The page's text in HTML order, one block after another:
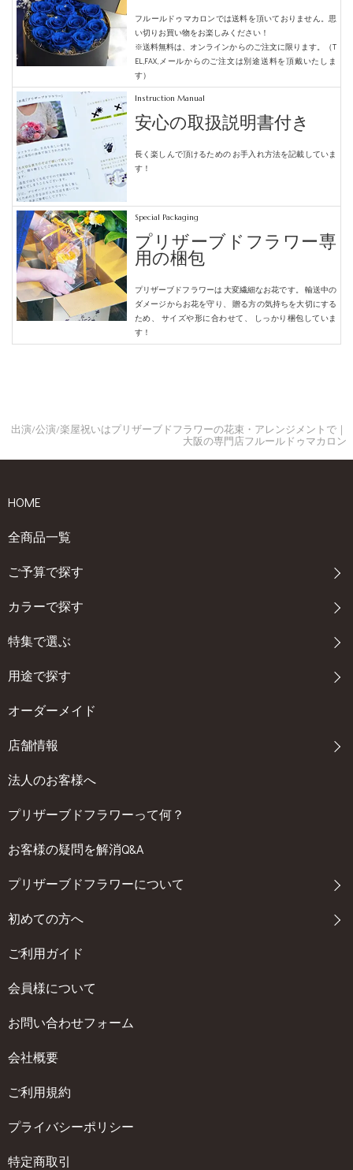
フルールドゥマカロンでは送料を頂いておりません。 思
い切りお買い物をお楽しみください！
※送料無料は、オンラインからのご注文に限ります。（T
EL,FAX,メールからのご注文は別途送料を頂戴いたしま
す）
Instruction Manual
安心の取扱説明書付き
長く楽しんで頂けるためのお手入れ方法を記載していま
す！
Special Packaging
プリザーブドフラワー専
用の梱包
プリザーブドフラワーは 大変繊細なお花です。
輸送中の
ダメージからお花を守り、
贈る方の気持ちを大切にする
ため、
サイズや形に合わせて、
しっかり梱包していま
す！
出演/公演/楽屋祝いはプリザーブドフラワーの花束・アレンジメントで｜
大阪の専門店フルールドゥマカロン
HOME
全商品一覧
ご予算で探す
カラーで探す
特集で選ぶ
用途で探す
オーダーメイド
店舗情報
法人のお客様へ
プリザーブドフラワーって何？
お客様の疑問を解消Q&A
プリザーブドフラワーについて
初めての方へ
ご利用ガイド
会員様について
お問い合わせフォーム
会社概要
ご利用規約
プライバシーポリシー
特定商取引